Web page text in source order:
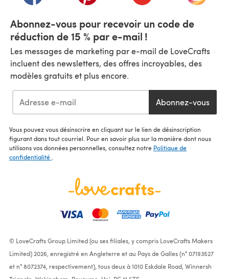
Abonnez-vous pour recevoir un code de
réduction de 15 % par e-mail !
Les messages de marketing par e-mail de LoveCrafts
incluent des newsletters, des offres incroyables, des
modèles gratuits et plus encore.
Abonnez-vous
Vous pouvez vous désinscrire en cliquant sur le lien de désinscription
figurant dans tout courriel. Pour en savoir plus sur la manière dont nous
utilisons vos données personnelles, consultez notre Politique de
confidentialité .
© LoveCrafts Group Limited (ou ses filiales, y compris LoveCrafts Makers
Limited) 2026, enregistré en Angleterre et au Pays de Galles (n° 07193527
et n° 8072374, respectivement), tous deux à 1010 Eskdale Road, Winnersh